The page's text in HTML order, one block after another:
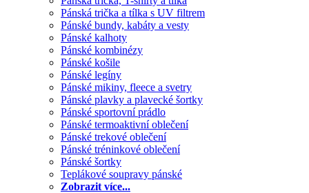
Pánská trička a tílka s UV filtrem
Pánské bundy, kabáty a vesty
Pánské kalhoty
Pánské kombinézy
Pánské košile
Pánské legíny
Pánské mikiny, fleece a svetry
Pánské plavky a plavecké šortky
Pánské sportovní prádlo
Pánské termoaktivní oblečení
Pánské trekové oblečení
Pánské tréninkové oblečení
Pánské šortky
Teplákové soupravy pánské
Zobrazit více...